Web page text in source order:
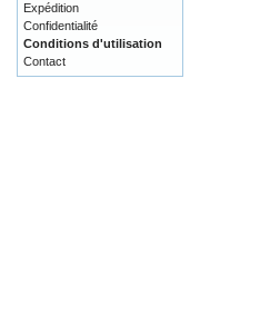
Expédition
Confidentialité
Conditions d'utilisation
Contact